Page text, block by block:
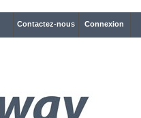
Connexion
Contactez-nous